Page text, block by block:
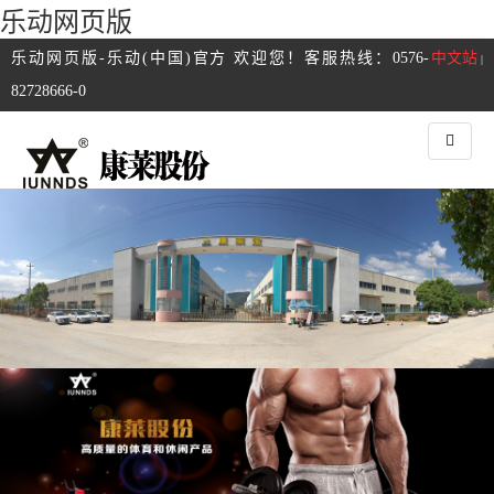
乐动网页版
中文站 |
乐动网页版-乐动(中国)官方 欢迎您！客服热线：0576-
82728666-0